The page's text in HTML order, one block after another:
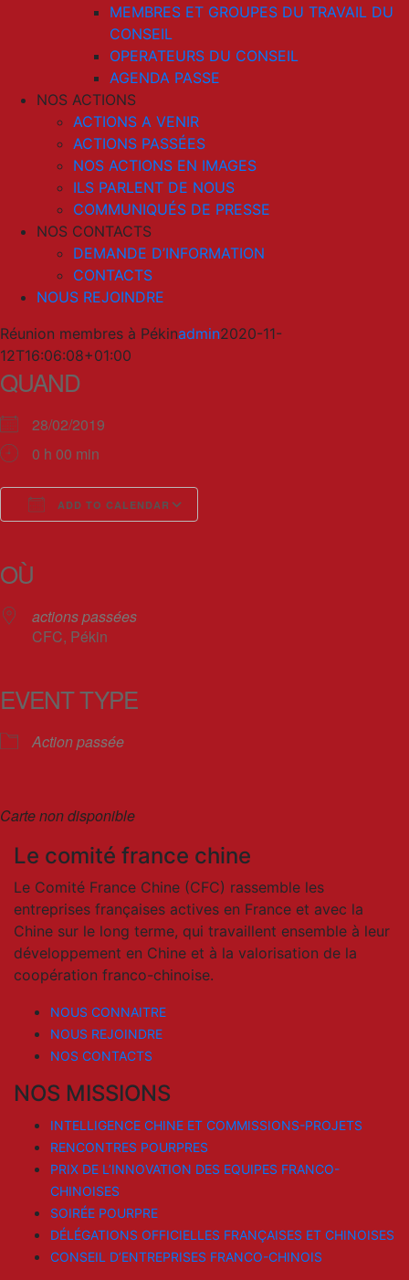
MEMBRES ET GROUPES DU TRAVAIL DU
CONSEIL
OPERATEURS DU CONSEIL
AGENDA PASSE
NOS ACTIONS
ACTIONS A VENIR
ACTIONS PASSÉES
NOS ACTIONS EN IMAGES
ILS PARLENT DE NOUS
COMMUNIQUÉS DE PRESSE
NOS CONTACTS
DEMANDE D’INFORMATION
CONTACTS
NOUS REJOINDRE
Réunion membres à Pékinadmin2020-11-
12T16:06:08+01:00
QUAND
28/02/2019
0 h 00 min
ADD TO CALENDAR
OÙ
actions passées
CFC, Pékin
EVENT TYPE
Action passée
Carte non disponible
Le comité france chine
Le Comité France Chine (CFC) rassemble les
entreprises françaises actives en France et avec la
Chine sur le long terme, qui travaillent ensemble à leur
développement en Chine et à la valorisation de la
coopération franco-chinoise.
NOUS CONNAITRE
NOUS REJOINDRE
NOS CONTACTS
NOS MISSIONS
INTELLIGENCE CHINE ET COMMISSIONS-PROJETS
RENCONTRES POURPRES
PRIX DE L’INNOVATION DES EQUIPES FRANCO-
CHINOISES
SOIRÉE POURPRE
DÉLÉGATIONS OFFICIELLES FRANÇAISES ET CHINOISES
CONSEIL D’ENTREPRISES FRANCO-CHINOIS